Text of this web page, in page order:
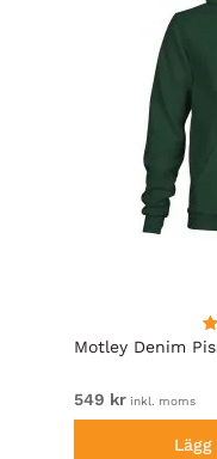
Motley Denim
549 kr inkl. moms